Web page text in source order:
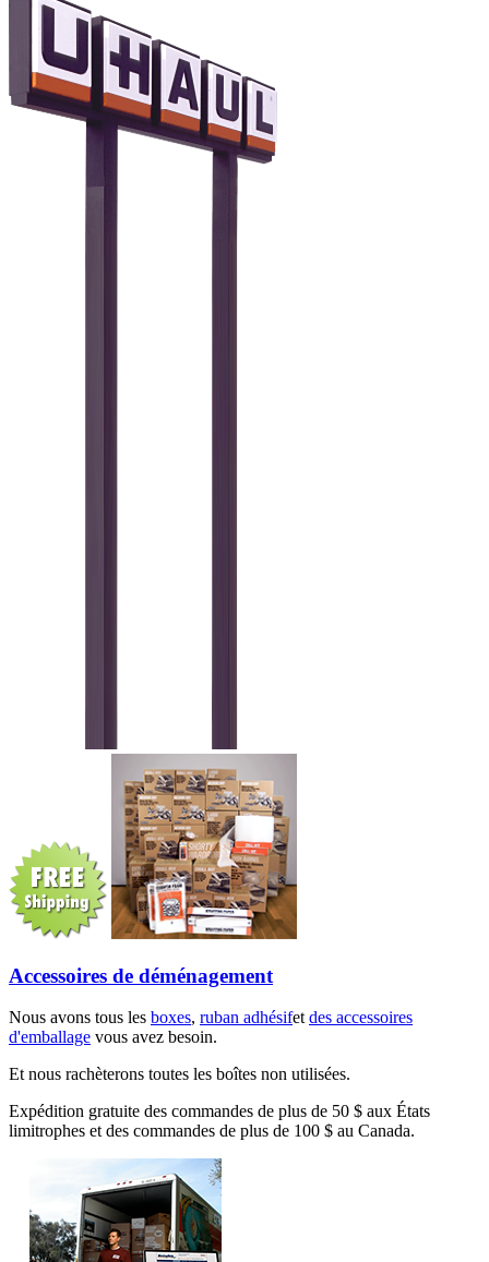
Accessoires de déménagement
Nous avons tous les boxes, ruban adhésifetdes accessoires
d'emballage vous avez besoin.
Et nous rachèterons toutes les boîtes non utilisées.
Expédition gratuite des commandes de plus de 50 $ aux États
limitrophes et des commandes de plus de 100 $ au Canada.